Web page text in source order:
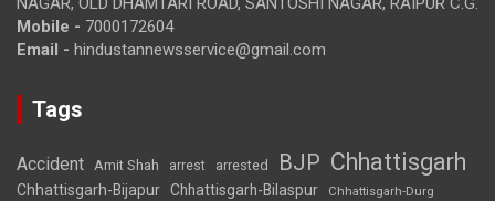
Mobile - 7000172604
Email - hindustannewsservice@gmail.com
Tags
Accident Amit Shah arrest arrested BJP Chhattisgarh
Chhattisgarh-Bijapur Chhattisgarh-Bilaspur Chhattisgarh-Durg